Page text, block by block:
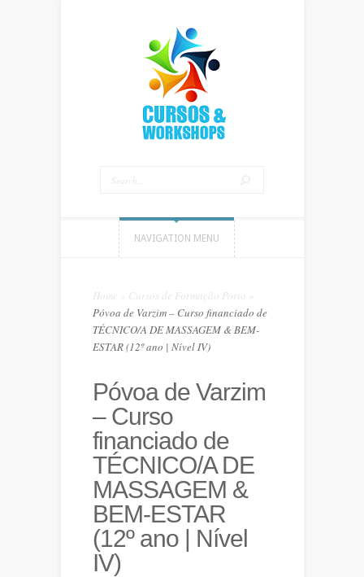
NAVIGATION MENU
Home Cursos de Formação Porto
Póvoa de Varzim – Curso financiado de
TÉCNICO/A DE MASSAGEM & BEM-
ESTAR (12º ano | Nível IV)
Póvoa de Varzim
– Curso
financiado de
TÉCNICO/A DE
MASSAGEM &
BEM-ESTAR
(12º ano | Nível
IV)